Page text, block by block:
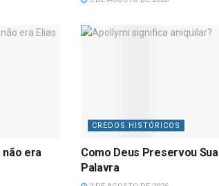
não era
CREDOS HISTÓRICOS
Como Deus Preservou Sua
Palavra